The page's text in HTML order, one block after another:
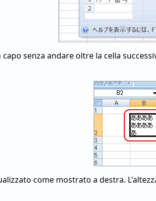
senza andare oltre la cella
come mostrato a destra.